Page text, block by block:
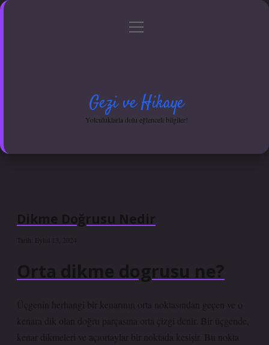
Gizlilik Politikası
menüyü
Gezi ve Hikaye
Yolculuklarla dolu eğlenceli bilgiler!
Dikme Doğrusu Nedir
Tarih: Eylül 13, 2024
Orta dikme dogrusu ne?
Üçgenin herhangi bir kenarının orta noktasından geçen ve o
kenara dik olan doğru parçasına orta çizgi denir. Bir üçgende,
kenar dikmeleri ve açıortaylar bir noktada kesişir. Bu nokta